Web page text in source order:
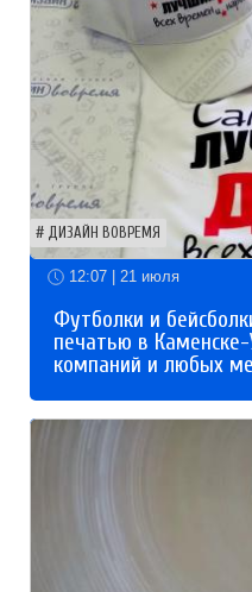
ДИЗАЙН ВОВРЕМЯ
12:07 | 21 июля
Футболки и
печатью в
компаний и любых